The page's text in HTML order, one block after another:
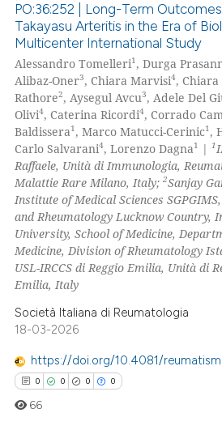
Citing Publications
Supporting
Mentioning
Contrasting
how this article has been
atscite.ai
shows how a scientific paper
cited by providing the
describing whether
claim, and a label
in which section the
was made.
PO:36:252 | Long-Term
Takayasu Arteritis in the Era of
Multicenter International Study
Alessandro Tomelleri1, Durga
Alibaz-Oner3, Chiara Marvisi4, Chiara
Rathore2, Aysegul Avcu3, Adele Del
Olivi4, Caterina Ricordi4, Corrado
Baldissera1, Marco Matucci-Cerinic1,
Carlo Salvarani4, Lorenzo Dagna1 |1
Raffaele, Unità di Immunologia,
Malattie Rare Milano, Italy;2Sanjay
Institute of Medical Sciences
and Rheumatology Lucknow Country,
University, School of Medicine,
Medicine, Division of Rheumatology
USL-IRCCS di Reggio Emilia, Unità di
Emilia, Italy
Società Italiana di Reumatologia
18-03-2026
https://doi.org/10.4081/
0 0 0 0
66